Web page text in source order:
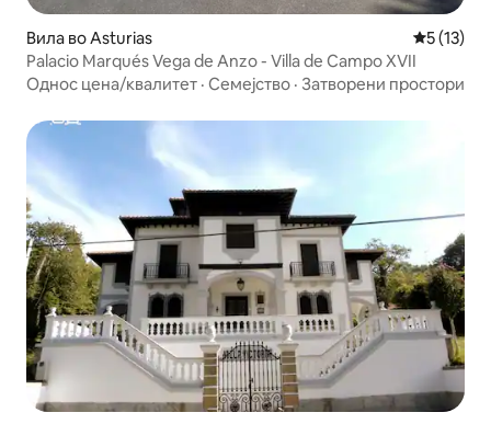
Вила во Asturias
5 (13)
Palacio Marqués Vega de Anzo - Villa de Campo XVII
Однос цена/квалитет · Семејство · Затворени простори